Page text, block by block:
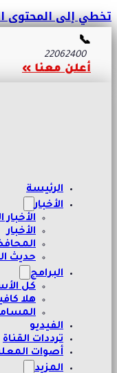
تخطي إلى المحتوى
📞
22062400
أعلن معنا »
الرئيسة
الأخبار
الأخبار
حديث
البرامج
كل
هلا
الفيديو
ترددات القناة
أصوات
المزيد